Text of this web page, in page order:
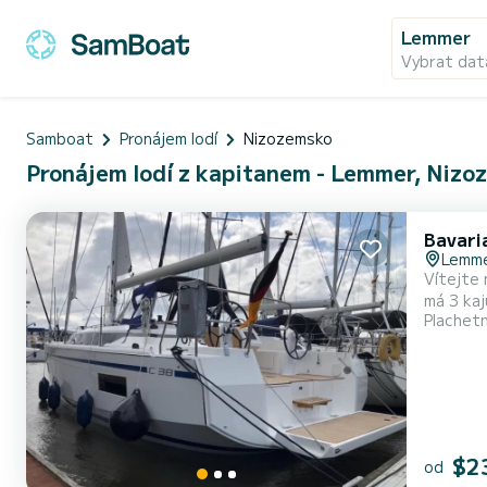
Lemmer
Vybrat
Samboat Pronájem lodí Nizozemsko
Pronájem lodí z kapitanem - Lemmer,
Vítejte
má 3
jedinečné dovolené
od